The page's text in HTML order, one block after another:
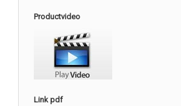
Productvideo
Link pdf